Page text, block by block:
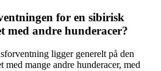
for en sibirisk
med andre hunderacer?
ligger generelt på den
med mange andre hunderacer, med